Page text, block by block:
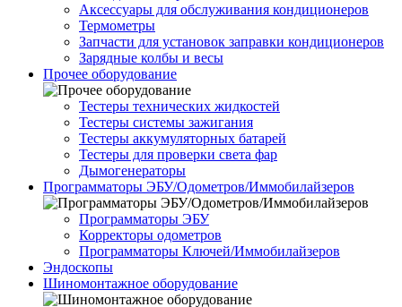
Аксессуары для обслуживания кондиционеров
Термометры
Запчасти для установок заправки кондиционеров
Зарядные колбы и весы
Прочее оборудование
Тестеры технических жидкостей
Тестеры системы зажигания
Тестеры аккумуляторных батарей
Тестеры для проверки света фар
Дымогенераторы
Программаторы ЭБУ/Одометров/Иммобилайзеров
Программаторы ЭБУ
Корректоры одометров
Программаторы Ключей/Иммобилайзеров
Эндоскопы
Шиномонтажное оборудование